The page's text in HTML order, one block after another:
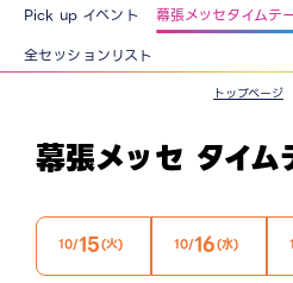
Pick up イベント
幕張メッセタイムテ
全セッションリスト
トップページ
幕張メッセ タイム
10/15(火) 10/16(水)